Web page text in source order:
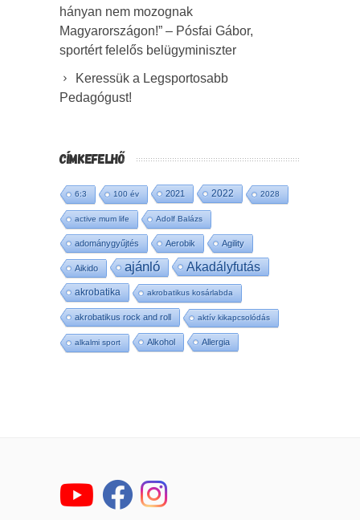
hányan nem mozognak
Magyarországon!” – Pósfai Gábor,
sportért felelős belügyminiszter
Keressük a Legsportosabb
Pedagógust!
CÍMKEFELHŐ
6:3 100 év 2021 2022 2028
active mum life Adolf Balázs
adománygyűjtés Aerobik Agility
Aikido ajánló Akadályfutás
akrobatika akrobatikus kosárlabda
akrobatikus rock and roll aktív kikapcsolódás
alkalmi sport Alkohol Allergia